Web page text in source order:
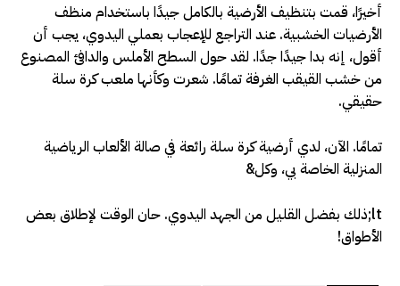
أخيرًا، قمت بتنظيف الأرضية بالكامل جيدًا باستخدام منظف
الأرضيات الخشبية. عند التراجع للإعجاب بعملي اليدوي، يجب أن
أقول، إنه بدا جيدًا جدًا. لقد حول السطح الأملس والدافئ المصنوع
من خشب القيقب الغرفة تمامًا. شعرت وكأنها ملعب كرة سلة
حقيقي.
تمامًا. الآن، لدي أرضية كرة سلة رائعة في صالة الألعاب الرياضية
المنزلية الخاصة بي، وكل&
lt;ذلك بفضل القليل من الجهد اليدوي. حان الوقت لإطلاق بعض
الأطواق!